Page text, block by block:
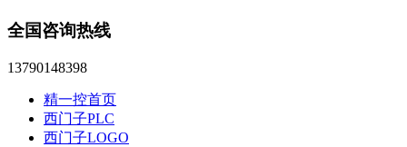
全国咨询热线
13790148398
精一控首页
西门子PLC
西门子LOGO